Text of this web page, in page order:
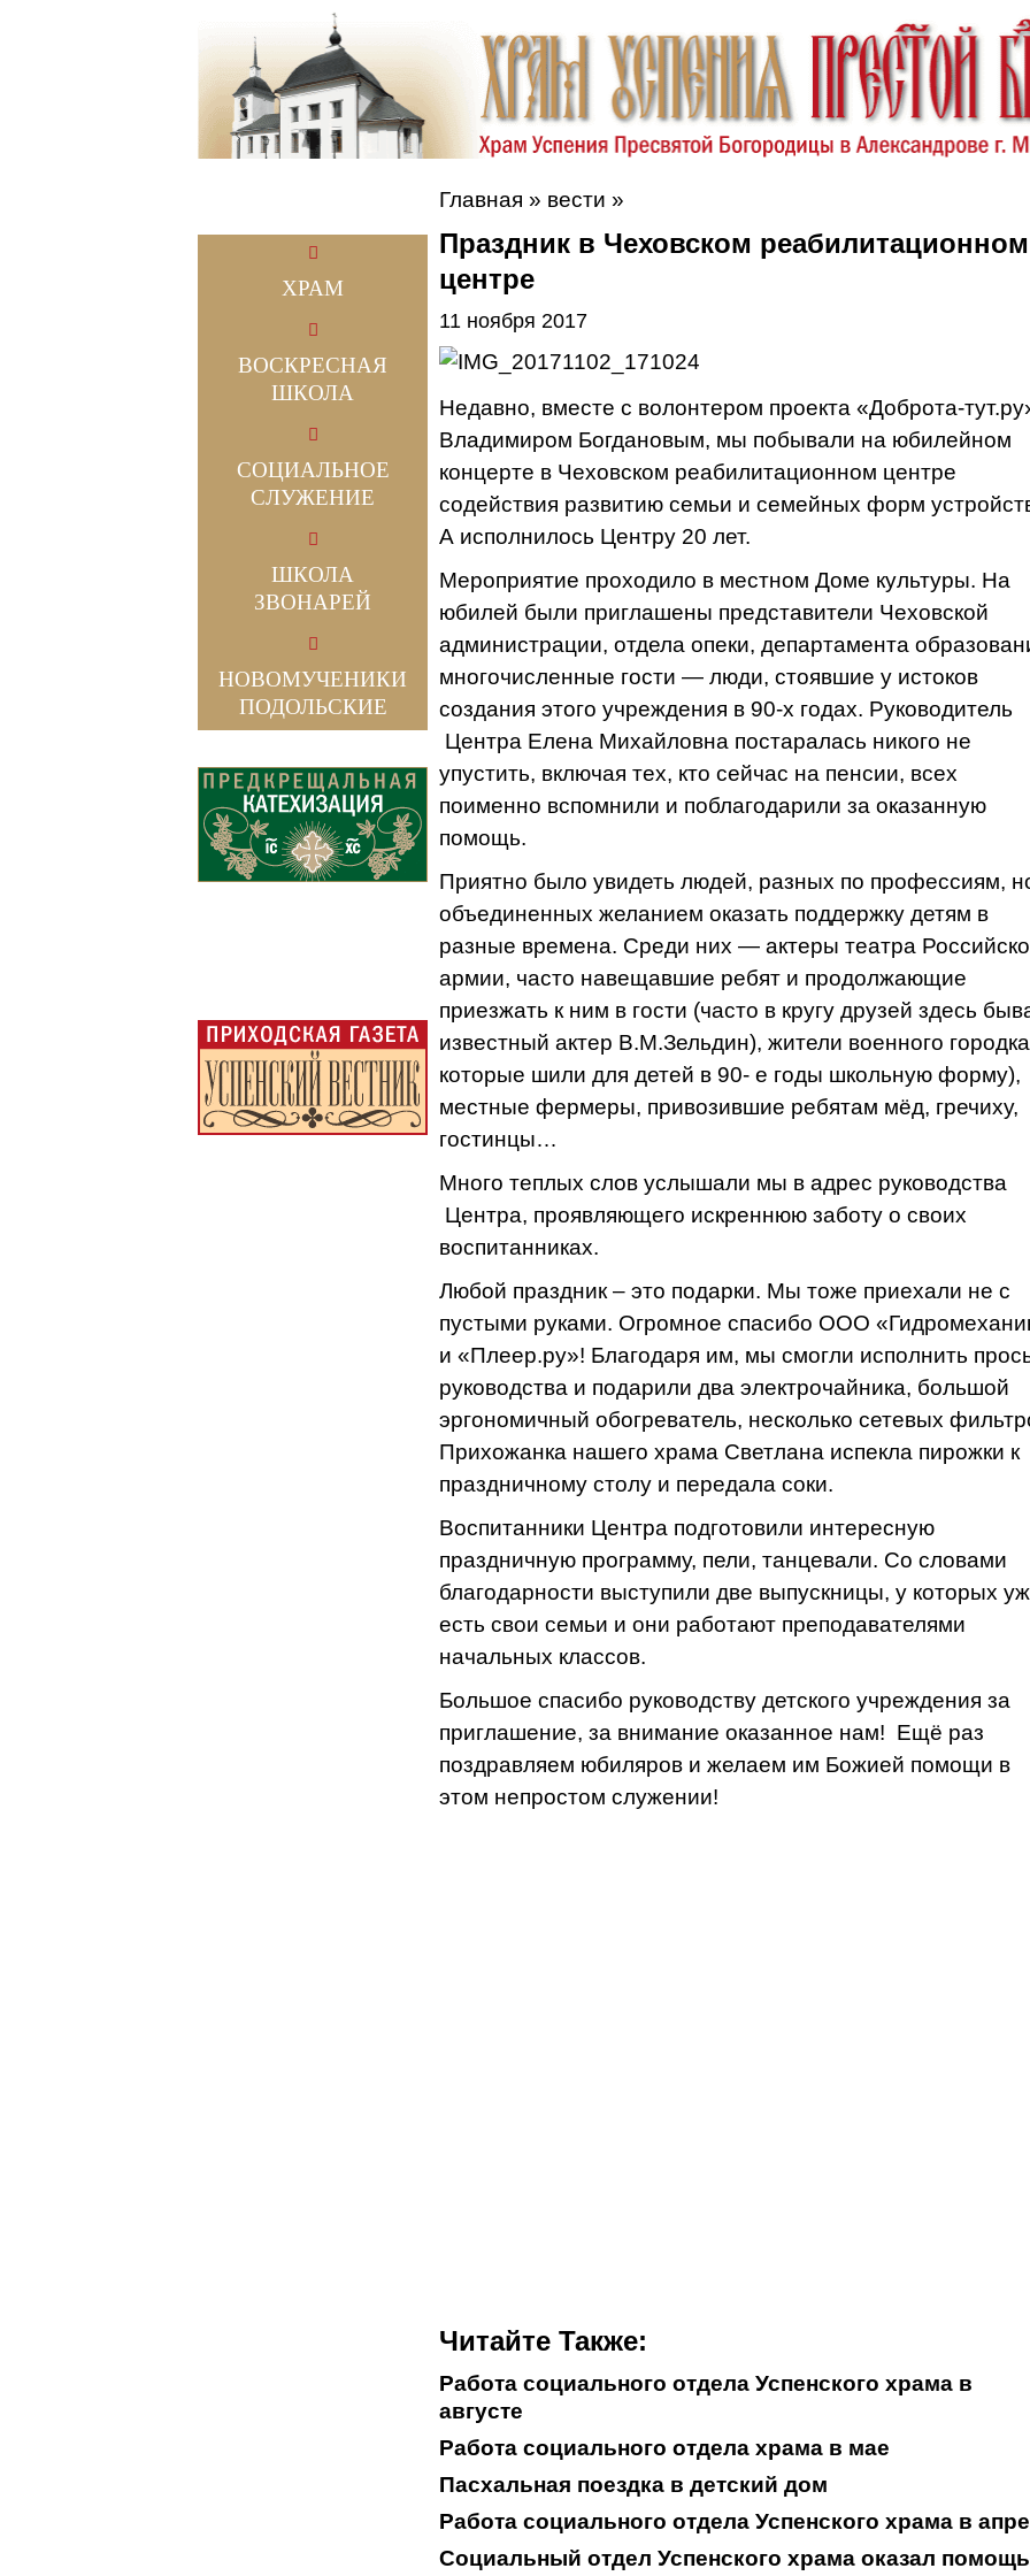
ХРАМ
ВОСКРЕСНАЯ
ШКОЛА
СОЦИАЛЬНОЕ
СЛУЖЕНИЕ
ШКОЛА
ЗВОНАРЕЙ
НОВОМУЧЕНИКИ
ПОДОЛЬСКИЕ
Главная » вести »
Праздник в Чеховском реабилитационном
центре
11 ноября 2017
Недавно, вместе с волонтером проекта «Доброта-
Владимиром Богдановым, мы побывали на юбилейном
концерте в Чеховском реабилитационном центре
содействия развитию семьи и семейных форм
А исполнилось Центру 20 лет.
Мероприятие проходило в местном Доме культуры. На
юбилей были приглашены представители Чеховской
администрации, отдела опеки, департамента
многочисленные гости — люди, стоявшие у истоков
создания этого учреждения в 90-х годах. Руководитель
Центра Елена Михайловна постаралась никого не
упустить, включая тех, кто сейчас на пенсии, всех
поименно вспомнили и поблагодарили за оказанную
помощь.
Приятно было увидеть людей, разных по профессиям,
объединенных желанием оказать поддержку детям в
разные времена. Среди них — актеры театра
армии, часто навещавшие ребят и продолжающие
приезжать к ним в гости (часто в кругу друзей здесь
известный актер В.М.Зельдин), жители военного
которые шили для детей в 90- е годы школьную форму),
местные фермеры, привозившие ребятам мёд, гречиху,
гостинцы…
Много теплых слов услышали мы в адрес руководства
Центра, проявляющего искреннюю заботу о своих
воспитанниках.
Любой праздник – это подарки. Мы тоже приехали не с
пустыми руками. Огромное спасибо ООО
и «Плеер.ру»! Благодаря им, мы смогли исполнить
руководства и подарили два электрочайника, большой
эргономичный обогреватель, несколько сетевых
Прихожанка нашего храма Светлана испекла пирожки к
праздничному столу и передала соки.
Воспитанники Центра подготовили интересную
праздничную программу, пели, танцевали. Со словами
благодарности выступили две выпускницы, у которых
есть свои семьи и они работают преподавателями
начальных классов.
Большое спасибо руководству детского учреждения за
приглашение, за внимание оказанное нам! Ещё раз
поздравляем юбиляров и желаем им Божией помощи в
этом непростом служении!
Читайте Также:
Работа социального отдела Успенского храма в
августе
Работа социального отдела храма в мае
Пасхальная поездка в детский дом
Работа социального отдела Успенского храма в
Социальный отдел Успенского храма оказал помощь